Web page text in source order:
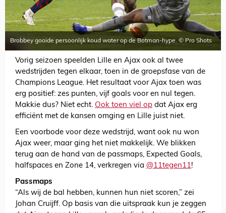
Brobbey gooide persoonlijk koud water op de Botman-hype. © Pro Shots
Vorig seizoen speelden Lille en Ajax ook al twee
wedstrijden tegen elkaar, toen in de groepsfase van de
Champions League. Het resultaat voor Ajax toen was
erg positief: zes punten, vijf goals voor en nul tegen.
Makkie dus? Niet echt. Ook toen viel op dat Ajax erg
efficiënt met de kansen omging en Lille juist niet.
Een voorbode voor deze wedstrijd, want ook nu won
Ajax weer, maar ging het niet makkelijk. We blikken
terug aan de hand van de passmaps, Expected Goals,
halfspaces en Zone 14, verkregen via @11tegen11!
Passmaps
“Als wij de bal hebben, kunnen hun niet scoren,” zei
Johan Cruijff. Op basis van die uitspraak kun je zeggen